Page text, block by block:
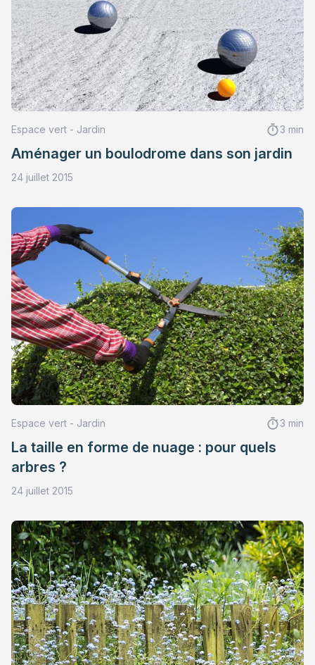
Espace vert - Jardin 3 min
Aménager un boulodrome dans son jardin
24 juillet 2015
Espace vert - Jardin 3 min
La taille en forme de nuage : pour quels
arbres ?
24 juillet 2015